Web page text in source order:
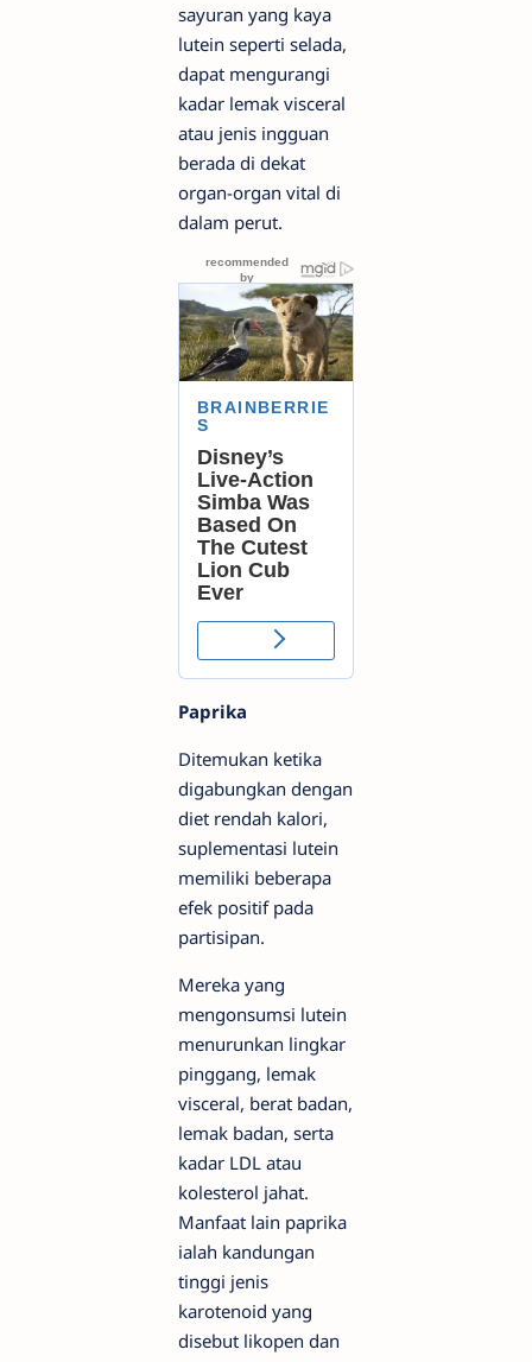
sayuran yang kaya
lutein seperti selada,
dapat mengurangi
kadar lemak visceral
atau jenis ingguan
berada di dekat
organ-organ vital di
dalam perut.
Paprika
Ditemukan ketika
digabungkan dengan
diet rendah kalori,
suplementasi lutein
memiliki beberapa
efek positif pada
partisipan.
Mereka yang
mengonsumsi lutein
menurunkan lingkar
pinggang, lemak
visceral, berat badan,
lemak badan, serta
kadar LDL atau
kolesterol jahat.
Manfaat lain paprika
ialah kandungan
tinggi jenis
karotenoid yang
disebut likopen dan